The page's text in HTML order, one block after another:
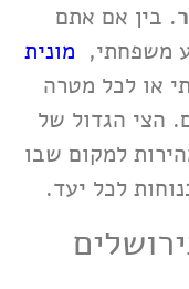
. בין אם אתם
משפחתי, מונית
או לכל מטרה
הצי הגדול של
למקום שבו
לכל יעד.